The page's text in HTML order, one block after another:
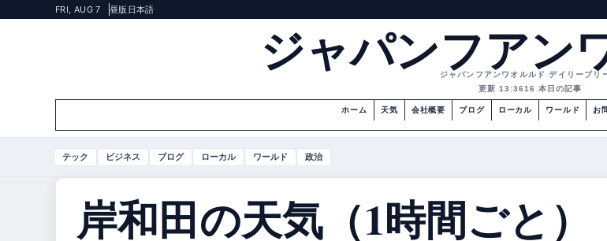
FRI, AUG 7 昼版 日本語
ジャパンフアン
ジャパンフアンワオルルド デイリーブリ
更新 13:3616 本日の記事
ホーム 天気 会社概要 ブログ ローカル ワールド お
テック ビジネス ブログ ローカル ワールド 政治
岸和田の天気（1時間ごと）